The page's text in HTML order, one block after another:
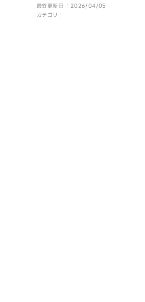
最終更新日 ：2026/04/05
カテゴリ：